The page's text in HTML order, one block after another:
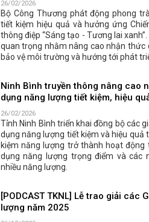
26/02/2026
Bộ Công Thương phát động phong
tiết kiệm hiệu quả và hưởng ứng
thông điệp “Sáng tạo - Tương lai
quan trọng nhằm nâng cao nhận thức
bảo vệ môi trường và hướng tới phát
Ninh Bình truyền thông nâng cao
dụng năng lượng tiết kiệm, hiệu
26/02/2026
Tỉnh Ninh Bình triển khai đồng bộ các
dụng năng lượng tiết kiệm và hiệu
kiệm năng lượng trở thành hoạt
dụng năng lượng trọng điểm và các
nhiều năng lượng.
[PODCAST TKNL] Lễ trao giải các
lượng năm 2025